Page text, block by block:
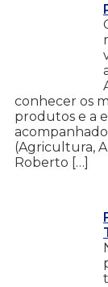
conhecer os
produtos e a
(Agricultura,
Roberto […]